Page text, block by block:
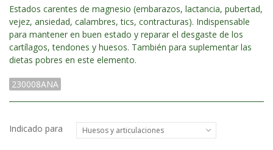
Estados carentes de magnesio (embarazos, lactancia, pubertad,
vejez, ansiedad, calambres, tics, contracturas). Indispensable
para mantener en buen estado y reparar el desgaste de los
cartílagos, tendones y huesos. También para suplementar las
dietas pobres en este elemento.
230008ANA
Indicado para Huesos y articulaciones